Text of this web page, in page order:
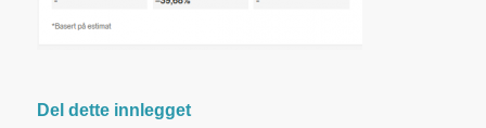
Del dette innlegget